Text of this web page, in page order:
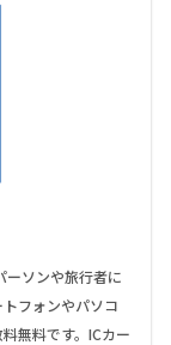
ーソンや旅行者に
フォンやパソコ
無料です。ICカー